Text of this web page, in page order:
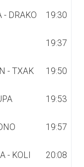
- DRAKO 19:30
19:37
- TXAK 19:50
19:53
19:57
- KOLI 20:08